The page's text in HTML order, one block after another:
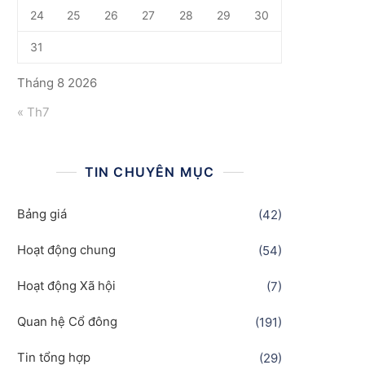
Tháng 8 2026
24 25 26 27 28 29 30
31
« Th7
TIN CHUYÊN MỤC
Bảng giá (42)
Hoạt động chung (54)
Hoạt động Xã hội (7)
Quan hệ Cổ đông (191)
Tin tổng hợp (29)